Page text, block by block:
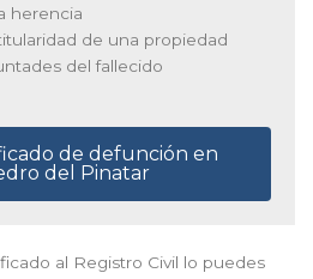
herencia
de una propiedad
del fallecido
de defunción en
del Pinatar
al Registro Civil lo puedes